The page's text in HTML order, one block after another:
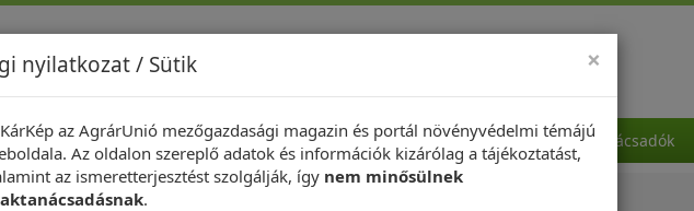
Mindeközben ... Hírek Növényvédelmi Fotópályázat Technika Szaktanácsadók
×
nyilatkozat / Sütik
az AgrárUnió mezőgazdasági magazin és portál növényvédelmi témájú
Az oldalon szereplő adatok és információk kizárólag a tájékoztatást,
az ismeretterjesztést szolgálják, így nem minősülnek
.